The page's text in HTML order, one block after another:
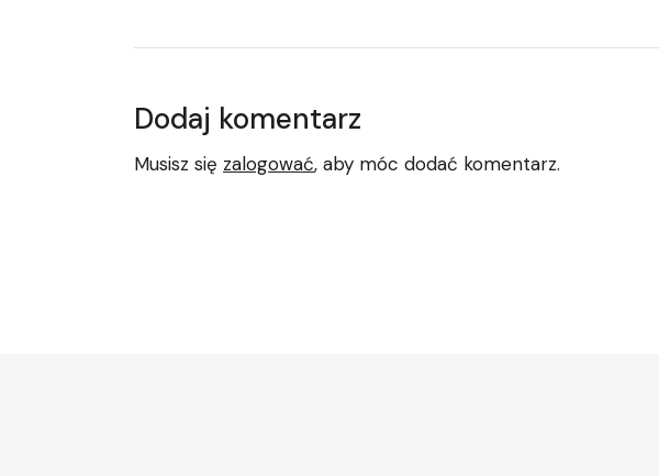
Dodaj komentarz
Musisz się zalogować, aby móc dodać komentarz.